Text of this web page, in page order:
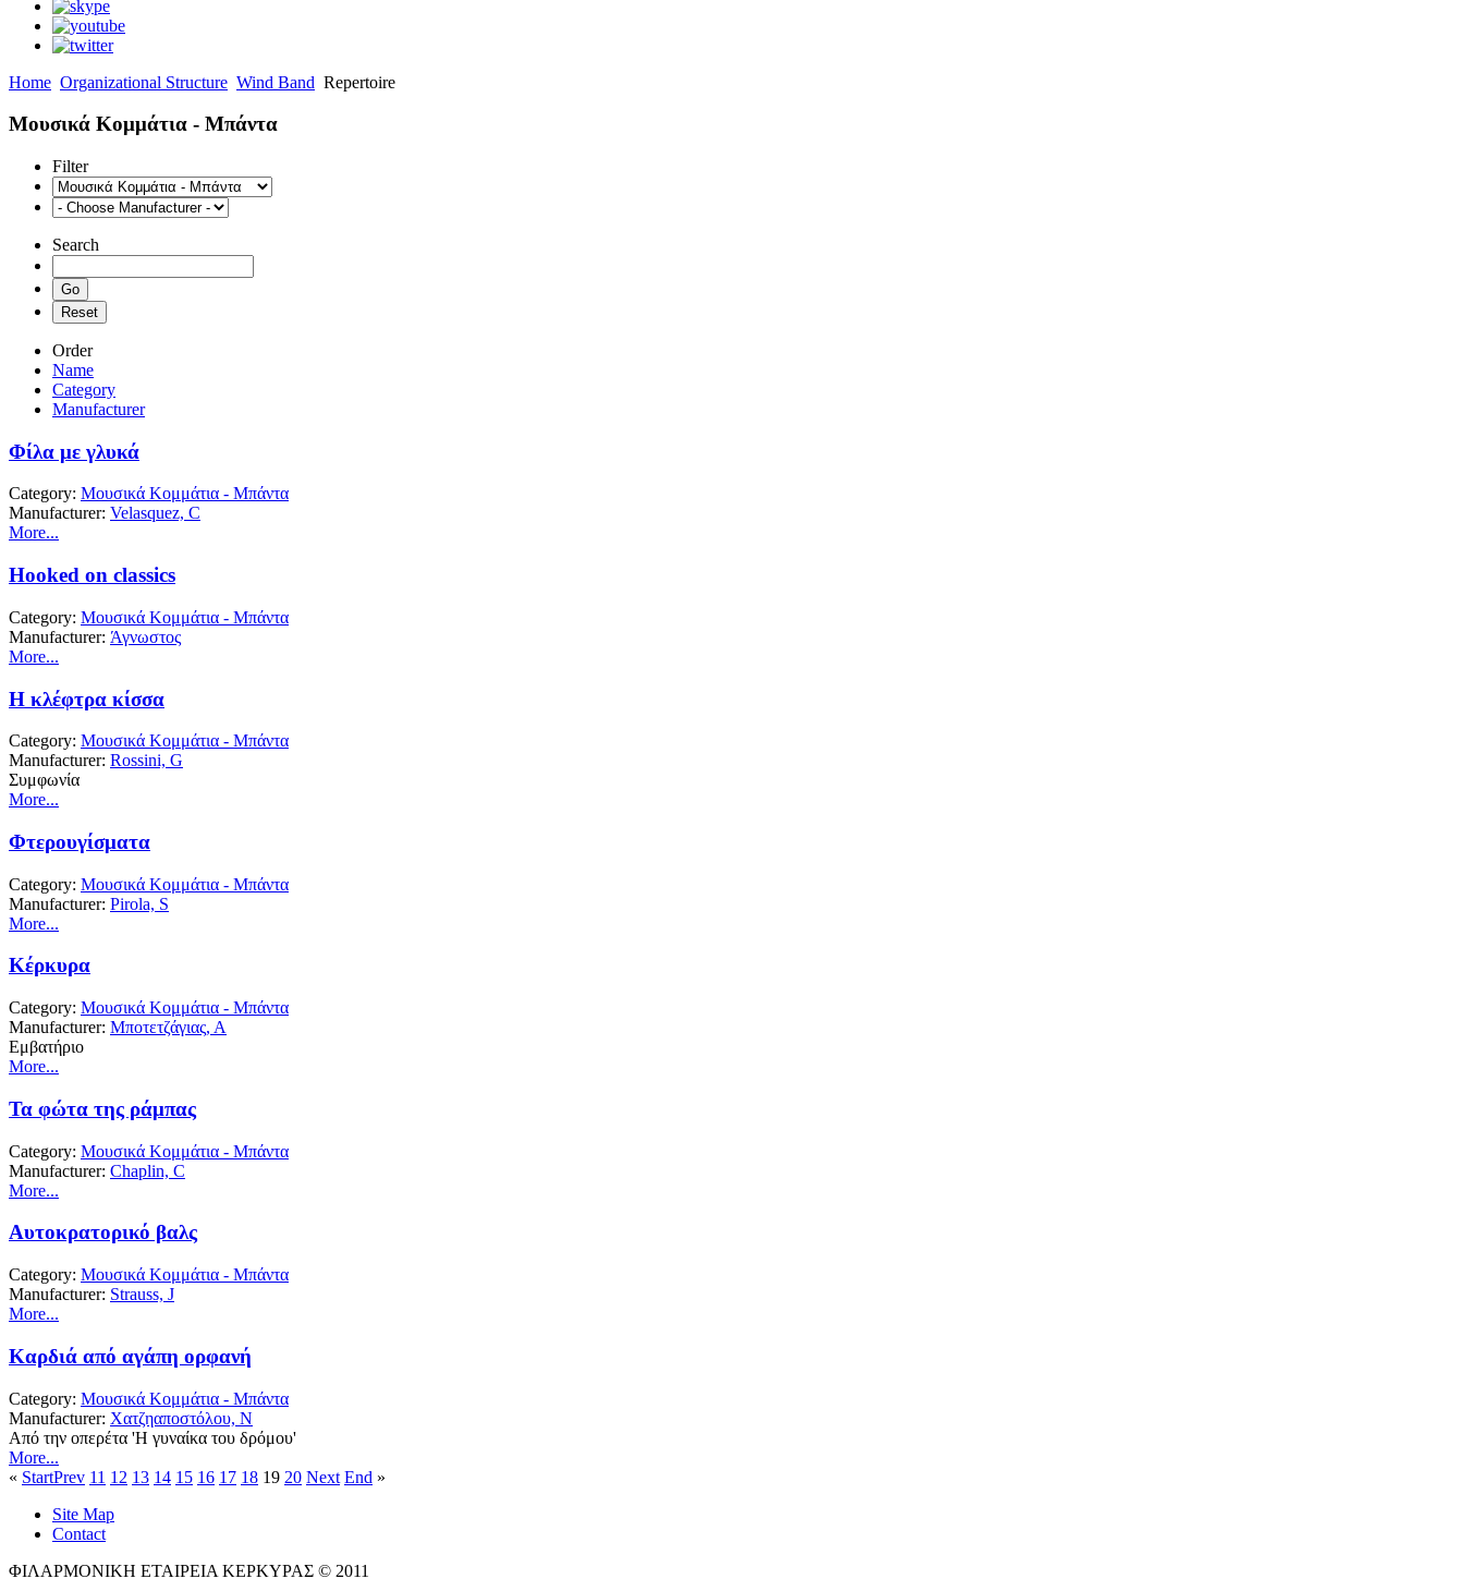
Home Organizational Structure Wind Band Repertoire
Μουσικά Κομμάτια - Μπάντα
Filter
Search
Order
Name
Category
Manufacturer
Φίλα με γλυκά
Category: Μουσικά Κομμάτια - Μπάντα
Manufacturer: Velasquez, C
More...
Hooked on classics
Category: Μουσικά Κομμάτια - Μπάντα
Manufacturer: Άγνωστος
More...
Η κλέφτρα κίσσα
Category: Μουσικά Κομμάτια - Μπάντα
Manufacturer: Rossini, G
Συμφωνία
More...
Φτερουγίσματα
Category: Μουσικά Κομμάτια - Μπάντα
Manufacturer: Pirola, S
More...
Κέρκυρα
Category: Μουσικά Κομμάτια - Μπάντα
Manufacturer: Μποτετζάγιας, Α
Εμβατήριο
More...
Τα φώτα της ράμπας
Category: Μουσικά Κομμάτια - Μπάντα
Manufacturer: Chaplin, C
More...
Αυτοκρατορικό βαλς
Category: Μουσικά Κομμάτια - Μπάντα
Manufacturer: Strauss, J
More...
Καρδιά από αγάπη ορφανή
Category: Μουσικά Κομμάτια - Μπάντα
Manufacturer: Χατζηαποστόλου, Ν
Από την οπερέτα 'Η γυναίκα του δρόμου'
More...
« StartPrev 11 12 13 14 15 16 17 18 19 20 Next End »
Site Map
Contact
ΦΙΛΑΡΜΟΝΙΚΗ ΕΤΑΙΡΕΙΑ ΚΕΡΚΥΡΑΣ © 2011